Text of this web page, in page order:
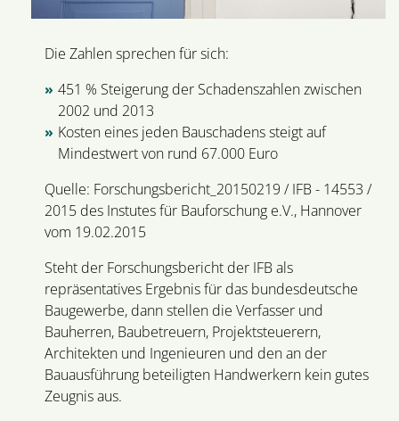
Die Zahlen sprechen für sich:
451 % Steigerung der Schadenszahlen zwischen
2002 und 2013
Kosten eines jeden Bauschadens steigt auf
Mindestwert von rund 67.000 Euro
Quelle: Forschungsbericht_20150219 / IFB - 14553 /
2015 des Instutes für Bauforschung e.V., Hannover
vom 19.02.2015
Steht der Forschungsbericht der IFB als
repräsentatives Ergebnis für das bundesdeutsche
Baugewerbe, dann stellen die Verfasser und
Bauherren, Baubetreuern, Projektsteuerern,
Architekten und Ingenieuren und den an der
Bauausführung beteiligten Handwerkern kein gutes
Zeugnis aus.